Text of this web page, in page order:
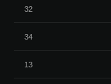
32
34
13